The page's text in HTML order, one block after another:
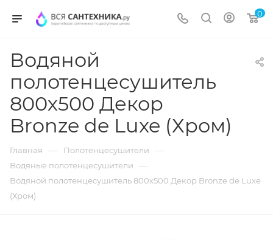
0
Водяной
полотенцесушитель
800х500 Декор
Bronze de Luxe (Хром)
Главная — Полотенцесушители —
Водяные полотенцесушители —
Водяной полотенцесушитель 800х500 Декор Bronze de Luxe
(Хром)